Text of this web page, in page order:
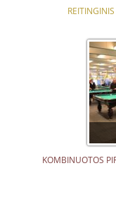
KOMBINUOTOS